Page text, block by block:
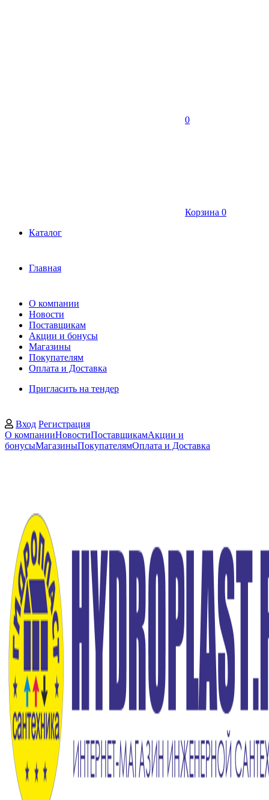
0
Корзина 0
Каталог
Главная
О компании
Новости
Поставщикам
Акции и бонусы
Магазины
Покупателям
Оплата и Доставка
Пригласить на тендер
Вход Регистрация
О компанииНовостиПоставщикамАкции и
бонусыМагазиныПокупателямОплата и Доставка